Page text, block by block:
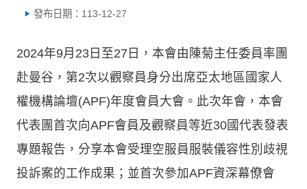
發布日期：113-12-27
2024年9月23日至27日，本會由陳菊主任委員率團
赴曼谷，第2次以觀察員身分出席亞太地區國家人
權機構論壇(APF)年度會員大會。此次年會，本會
代表團首次向APF會員及觀察員等近30國代表發表
專題報告，分享本會受理空服員服裝儀容性別歧視
投訴案的工作成果；並首次參加APF資深幕僚會